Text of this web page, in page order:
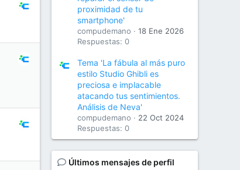
proximidad de tu
smartphone'
compudemano
18 Ene 2026
Respuestas: 0
Tema 'La fábula al más puro
estilo Studio Ghibli es
preciosa e implacable
atacando tus sentimientos.
Análisis de Neva'
compudemano
22 Oct 2024
Respuestas: 0
Últimos mensajes de perfil